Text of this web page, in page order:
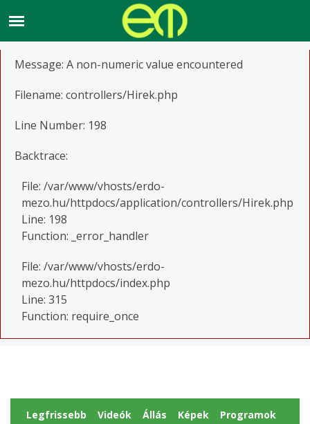
A PHP Error was encountered
Message: A non-numeric value encountered
Filename: controllers/Hirek.php
Line Number: 198
Backtrace:
File: /var/www/vhosts/erdo-
mezo.hu/httpdocs/application/controllers/Hirek.php
Line: 198
Function: _error_handler
File: /var/www/vhosts/erdo-
mezo.hu/httpdocs/index.php
Line: 315
Function: require_once
Legfrissebb Videók Állás Képek
Programok